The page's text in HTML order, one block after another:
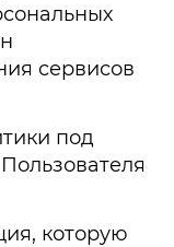
сервисов
под
которую